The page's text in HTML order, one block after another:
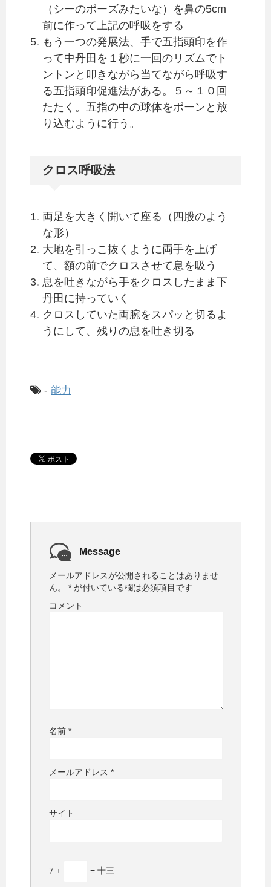
（シーのポーズみたいな）を鼻の5cm
前に作って上記の呼吸をする
もう一つの発展法、手で五指頭印を作
って中丹田を１秒に一回のリズムでト
ントンと叩きながら当てながら呼吸す
る五指頭印促進法がある。５～１０回
たたく。五指の中の球体をポーンと放
り込むように行う。
クロス呼吸法
両足を大きく開いて座る（四股のよう
な形）
大地を引っこ抜くように両手を上げ
て、額の前でクロスさせて息を吸う
息を吐きながら手をクロスしたまま下
丹田に持っていく
クロスしていた両腕をスパッと切るよ
うにして、残りの息を吐き切る
- 能力
Message
メールアドレスが公開されることはありませ
ん。
* が付いている欄は必須項目です
コメント
名前 *
メールアドレス *
サイト
7 + = 十三